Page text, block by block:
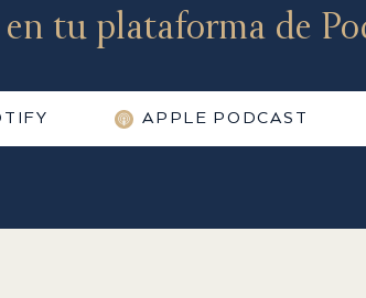
en tu plataforma de
APPLE PODCAST